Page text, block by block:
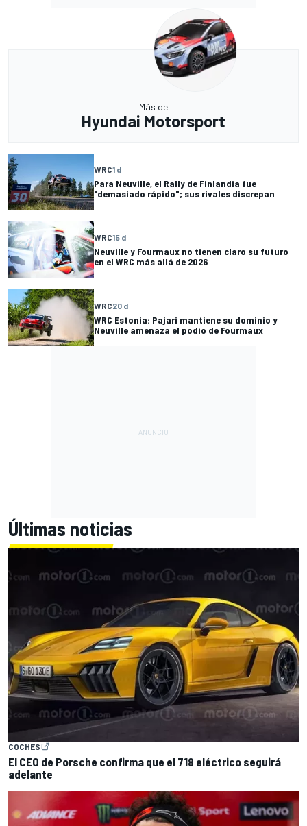
Más de
Hyundai Motorsport
WRC1 d
Para Neuville, el Rally de Finlandia fue
"demasiado rápido"; sus rivales discrepan
WRC15 d
Neuville y Fourmaux no tienen claro su futuro
en el WRC más allá de 2026
WRC20 d
WRC Estonia: Pajari mantiene su dominio y
Neuville amenaza el podio de Fourmaux
Últimas noticias
COCHES
El CEO de Porsche confirma que el 718 eléctrico seguirá
adelante